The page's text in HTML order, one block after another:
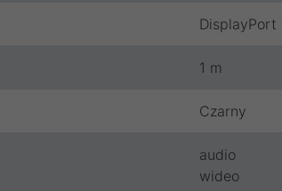
DisplayPort
1 m
Czarny
audio
wideo